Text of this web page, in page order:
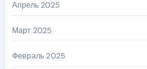
Апрель 2025
Март 2025
Февраль 2025